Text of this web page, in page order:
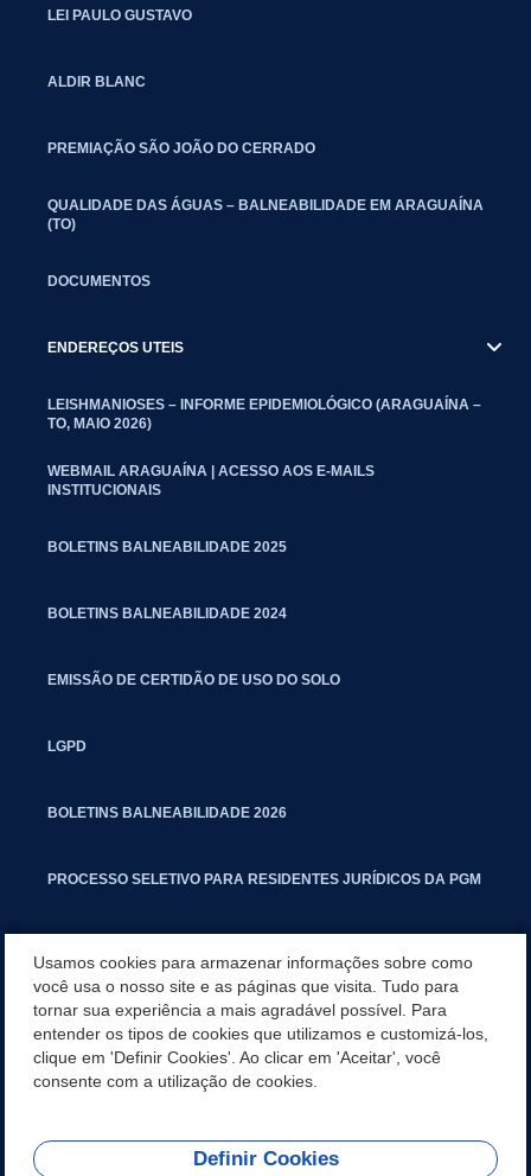
LEI PAULO GUSTAVO
ALDIR BLANC
PREMIAÇÃO SÃO JOÃO DO CERRADO
QUALIDADE DAS ÁGUAS – BALNEABILIDADE EM ARAGUAÍNA
(TO)
DOCUMENTOS
ENDEREÇOS UTEIS
LEISHMANIOSES – INFORME EPIDEMIOLÓGICO (ARAGUAÍNA –
TO, MAIO 2026)
WEBMAIL ARAGUAÍNA | ACESSO AOS E-MAILS
INSTITUCIONAIS
BOLETINS BALNEABILIDADE 2025
BOLETINS BALNEABILIDADE 2024
EMISSÃO DE CERTIDÃO DE USO DO SOLO
LGPD
BOLETINS BALNEABILIDADE 2026
PROCESSO SELETIVO PARA RESIDENTES JURÍDICOS DA PGM
MANUAL DE PROCEDIMENTOS IMOBILIÁRIOS SEINFRA
TURMINHA DO LAGO
Usamos cookies para armazenar informações sobre como
você usa o nosso site e as páginas que visita. Tudo para
tornar sua experiência a mais agradável possível. Para
entender os tipos de cookies que utilizamos e customizá-los,
clique em 'Definir Cookies'. Ao clicar em 'Aceitar', você
consente com a utilização de cookies.
Definir Cookies